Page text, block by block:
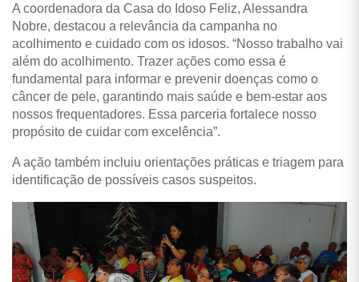
A coordenadora da Casa do Idoso Feliz, Alessandra
Nobre, destacou a relevância da campanha no
acolhimento e cuidado com os idosos. “Nosso trabalho vai
além do acolhimento. Trazer ações como essa é
fundamental para informar e prevenir doenças como o
câncer de pele, garantindo mais saúde e bem-estar aos
nossos frequentadores. Essa parceria fortalece nosso
propósito de cuidar com excelência”.
A ação também incluiu orientações práticas e triagem para
identificação de possíveis casos suspeitos.